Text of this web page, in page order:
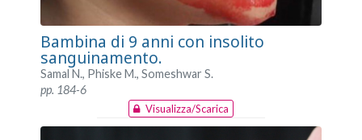
Bambina di 9 anni con insolito
sanguinamento.
Samal N., Phiske M., Someshwar S.
pp. 184-6
Visualizza/Scarica